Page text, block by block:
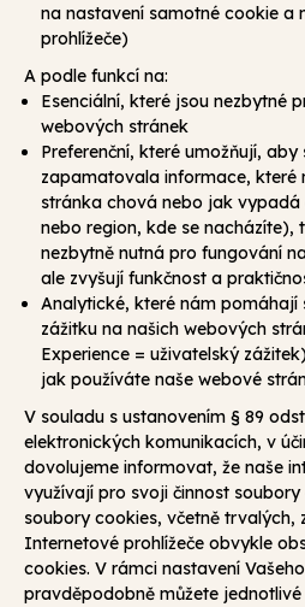
na nastavení samotné cookie a
prohlížeče)
A podle funkcí na:
Esenciální, které jsou nezbytné
webových stránek
Preferenční, které umožňují,
zapamatovala informace, které
stránka chová nebo jak
nebo region, kde se nacházíte),
nezbytně nutná pro fungování
ale zvyšují funkčnost a
Analytické, které nám pomáhají
zážitku na našich webových
Experience = uživatelský
jak používáte naše webové
V souladu s ustanovením § 89
elektronických komunikacích, v
dovolujeme informovat, že naše
využívají pro svoji činnost
soubory cookies, včetně trvalých,
Internetové prohlížeče obvykle
cookies. V rámci nastavení
pravděpodobně můžete